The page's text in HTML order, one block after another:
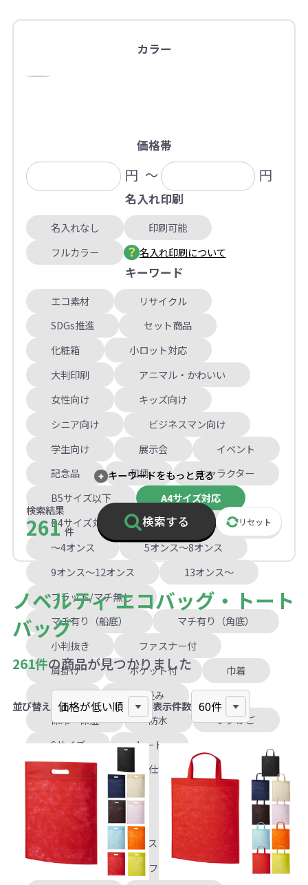
カラー
価格帯
円 ～ 円
名入れ印刷
名入れなし
印刷可能
フルカラー
名入れ印刷について
キーワード
エコ素材
リサイクル
SDGs推進
セット商品
化粧箱
小ロット対応
大判印刷
アニマル・かわいい
女性向け
キッズ向け
シニア向け
ビジネスマン向け
学生向け
展示会
イベント
記念品
和柄
キャラクター
B5サイズ以下
A4サイズ対応
B4サイズ対応
A3サイズ以上
～4オンス
5オンス～8オンス
9オンス～12オンス
13オンス～
フラット/マチ無し
マチ有り（船底）
マチ有り（角底）
小判抜き
ファスナー付
肩掛け
ポケット付
巾着
2WAY
折り畳み
保冷・保温
防水
レジかご
Sサイズ
トート
スクエア型
仕切りあり
ストラップ付
吊下げ可
薄型
レザー
保護ケース
ストレート型
キャンプ
オフィス
キーワードをもっと見る
検索結果
261 件
検索する リセット
ノベルティ エコバッグ・トート
バッグ
261件の商品が見つかりました
並び替え 表示件数